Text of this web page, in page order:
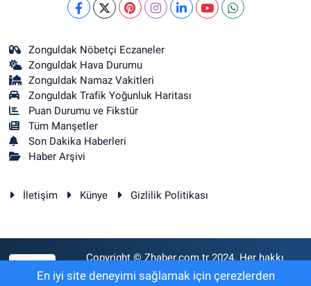
Zonguldak Nöbetçi Eczaneler
Zonguldak Hava Durumu
Zonguldak Namaz Vakitleri
Zonguldak Trafik Yoğunluk Haritası
Puan Durumu ve Fikstür
Tüm Manşetler
Son Dakika Haberleri
Haber Arşivi
İletişim Künye Gizlilik Politikası
Copyright © Zhaber.com.tr 2024. Her hakkı
saklıdır.
En iyi site deneyimi sağlamak için çerezlerden